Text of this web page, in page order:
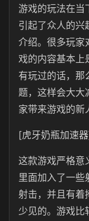
游戏的玩法在当
引起了众人的兴
介绍。很多玩家
戏的内容基本上
有玩过的话，那
题，这样会大大
家带来游戏的新
[虎牙奶瓶加速
这款游戏严格意
里面加入了一些
射击，并且有着
少见的。游戏比